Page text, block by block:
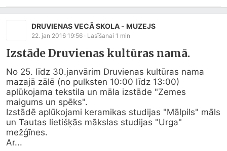
DRUVIENAS VECĀ SKOLA - MUZEJS
22. jan 2016 19:56 · Lasīšanai 1 min
Izstāde Druvienas kultūras namā.
No 25. līdz 30.janvārim Druvienas kultūras nama
mazajā zālē (no pulksten 10:00 līdz 13:00)
aplūkojama tekstila un māla izstāde "Zemes
maigums un spēks".
Izstādē aplūkojami keramikas studijas "Mālpils" māls
un Tautas lietišķās mākslas studijas "Urga"
mežģīnes.
Ar...